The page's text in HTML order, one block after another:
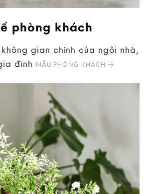
phòng khách
gian chính của ngôi nhà,
đình MẪU PHÒNG KHÁCH